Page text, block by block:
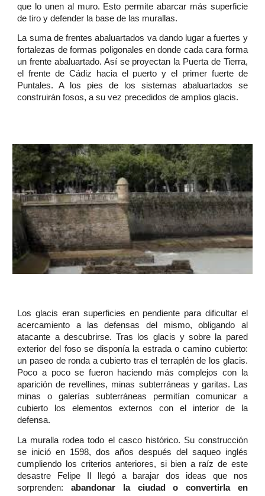
que lo unen al muro. Esto permite abarcar más superficie
de tiro y defender la base de las murallas.
La suma de frentes abaluartados va dando lugar a fuertes y
fortalezas de formas poligonales en donde cada cara forma
un frente abaluartado. Así se proyectan la Puerta de Tierra,
el frente de Cádiz hacia el puerto y el primer fuerte de
Puntales. A los pies de los sistemas abaluartados se
construirán fosos, a su vez precedidos de amplios glacis.
Los glacis eran superficies en pendiente para dificultar el
acercamiento a las defensas del mismo, obligando al
atacante a descubrirse. Tras los glacis y sobre la pared
exterior del foso se disponía la estrada o camino cubierto:
un paseo de ronda a cubierto tras el terraplén de los glacis.
Poco a poco se fueron haciendo más complejos con la
aparición de revellines, minas subterráneas y garitas. Las
minas o galerías subterráneas permitían comunicar a
cubierto los elementos externos con el interior de la
defensa.
La muralla rodea todo el casco histórico. Su construcción
se inició en 1598, dos años después del saqueo inglés
cumpliendo los criterios anteriores, si bien a raíz de este
desastre Felipe II llegó a barajar dos ideas que nos
sorprenden:abandonar la ciudad o convertirla en